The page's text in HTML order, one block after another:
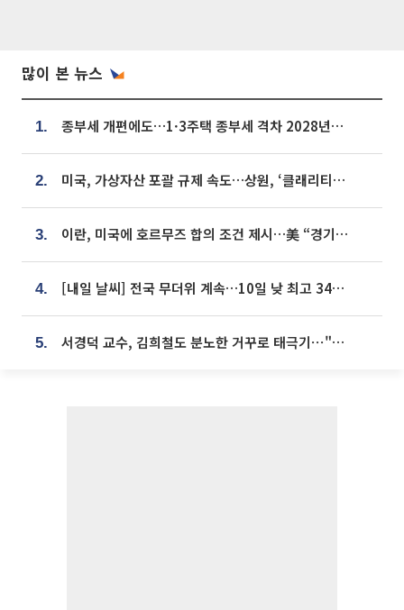
많이 본 뉴스
1. 종부세 개편에도…1·3주택 종부세 격차 2028년부터 확대
2. 미국, 가상자산 포괄 규제 속도…상원, ‘클래리티법’ 9월 절차투표 추진
3. 이란, 미국에 호르무즈 합의 조건 제시…美 “경기 아직 안 끝나” [종합]
4. [내일 날씨] 전국 무더위 계속…10일 낮 최고 34도 육박
5. 서경덕 교수, 김희철도 분노한 거꾸로 태극기⋯"엉터리는 아냐, 아쉬울 뿐"